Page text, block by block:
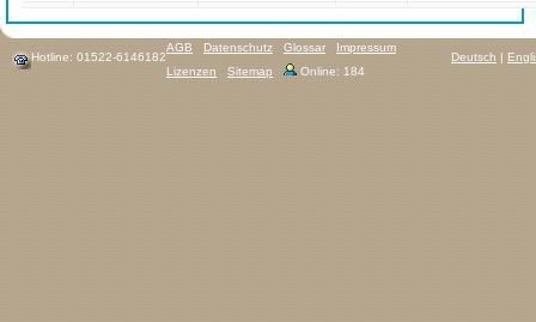
Hotline: 01522-6146182 Deutsch |
AGB Datenschutz Glossar
Impressum
Lizenzen
Sitemap Online: 184